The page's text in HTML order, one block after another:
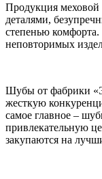
Продукция
деталями,
степенью
неповторимых
Шубы от фабрики
жесткую
самое главное –
привлекательную
закупаются на